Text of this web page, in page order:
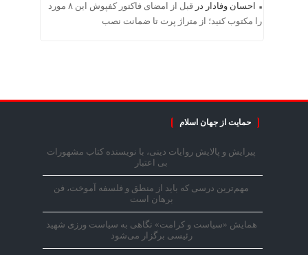
احسان وفادار در
قبل از امضای فاکتور کفپوش این ۸ مورد
را مکتوب کنید؛ از متراژ پرت تا ضمانت نصب
حمایت از جهان اسلام
پیرایش و پالایش روایات دینی، با نویسنده کتاب مشهورات
بی اعتبار
مهم‌ترین درسی که باید از منطق و فلسفه آموخت، فن
برهان است
همایش «سیاست و کرامت» نگاهی به سیاست ورزی شهید
رئیسی برگزار می‌شود